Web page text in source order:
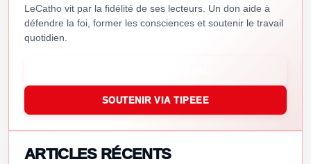
LeCatho vit par la fidélité de ses lecteurs. Un don aide à
défendre la foi, former les consciences et soutenir le travail
quotidien.
SOUTENIR VIA TIPEEE
ARTICLES RÉCENTS